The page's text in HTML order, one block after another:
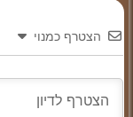
הצטרף כמנוי